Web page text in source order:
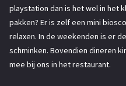
Contact
Reserveren 0545-
playstation dan is het wel in het
pakken? Er is zelf een mini
relaxen. In de weekenden is er
schminken. Bovendien dineren
mee bij ons in het restaurant.